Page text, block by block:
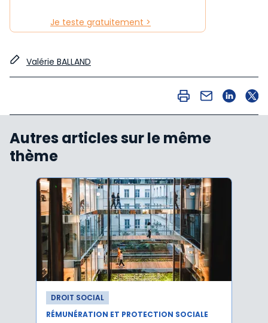
Je teste gratuitement >
Valérie BALLAND
Autres articles sur le même
thème
DROIT SOCIAL
RÉMUNÉRATION ET PROTECTION SOCIALE